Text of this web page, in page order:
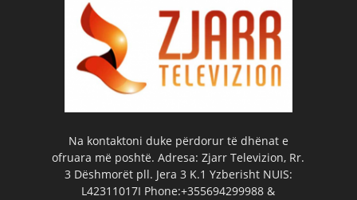
Na kontaktoni duke përdorur të dhënat e
ofruara më poshtë. Adresa: Zjarr Televizion, Rr.
3 Dëshmorët pll. Jera 3 K.1 Yzberisht NUIS:
L42311017I Phone:+355694299988 &